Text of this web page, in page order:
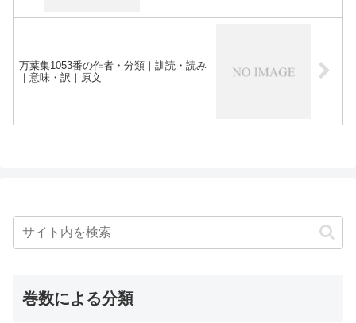
万葉集1053番の作者・分類｜訓読・読み
｜意味・訳｜原文
巻数による分類